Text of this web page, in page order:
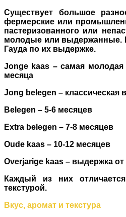
Существует большое
фермерские или
пастеризованного или
молодые или выдержанные.
Гауда по их выдержке.
Jonge kaas – самая
месяца
Jong belegen – классическая
Belegen – 5-6 месяцев
Extra belegen – 7-8 месяцев
Oude kaas – 10-12 месяцев
Overjarige kaas – выдержка
Каждый из них
текстурой.
Вкус, аромат и текстура